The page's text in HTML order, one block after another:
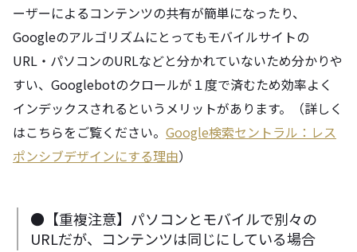
ーザーによるコンテンツの共有が簡単になったり、
Googleのアルゴリズムにとってもモバイルサイトの
URL・パソコンのURLなどと分かれていないため分かりや
すい、Googlebotのクロールが１度で済むため効率よく
インデックスされるというメリットがあります。（詳しく
はこちらをご覧ください。 Google検索セントラル：レス
ポンシブデザインにする理由）
●【重複注意】パソコンとモバイルで別々の
URLだが、コンテンツは同じにしている場合